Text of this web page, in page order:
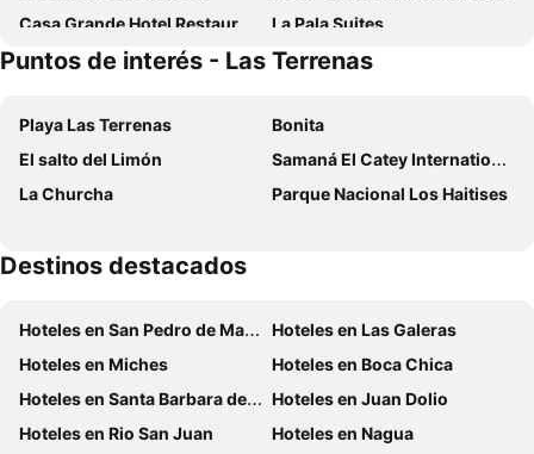
Casa Grande Hotel Restaurant
La Pala Suites
Hotel Casa Pierretta
Puntos de interés - Las Terrenas
Playa Las Terrenas
Bonita
El salto del Limón
Samaná El Catey International Airport
La Churcha
Parque Nacional Los Haitises
Destinos destacados
Hoteles en San Pedro de Macoris
Hoteles en Las Galeras
Hoteles en Miches
Hoteles en Boca Chica
Hoteles en Santa Barbara de Samana
Hoteles en Juan Dolio
Hoteles en Rio San Juan
Hoteles en Nagua